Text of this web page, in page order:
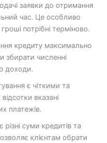
заявки до отримання
час. Це особливо
потрібні терміново.
кредиту максимально
численні
доходи.
є чіткими та
вказані
платежів.
суми кредитів та
клієнтам обрати